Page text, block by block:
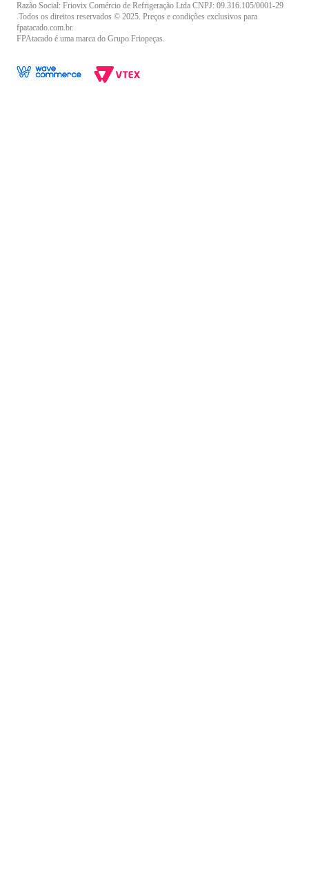
Razão Social: Friovix Comércio de Refrigeração Ltda CNPJ: 09.316.105/0001-29
.Todos os direitos reservados © 2025. Preços e condições exclusivos para
fpatacado.com.br.
FPAtacado é uma marca do Grupo Friopeças.